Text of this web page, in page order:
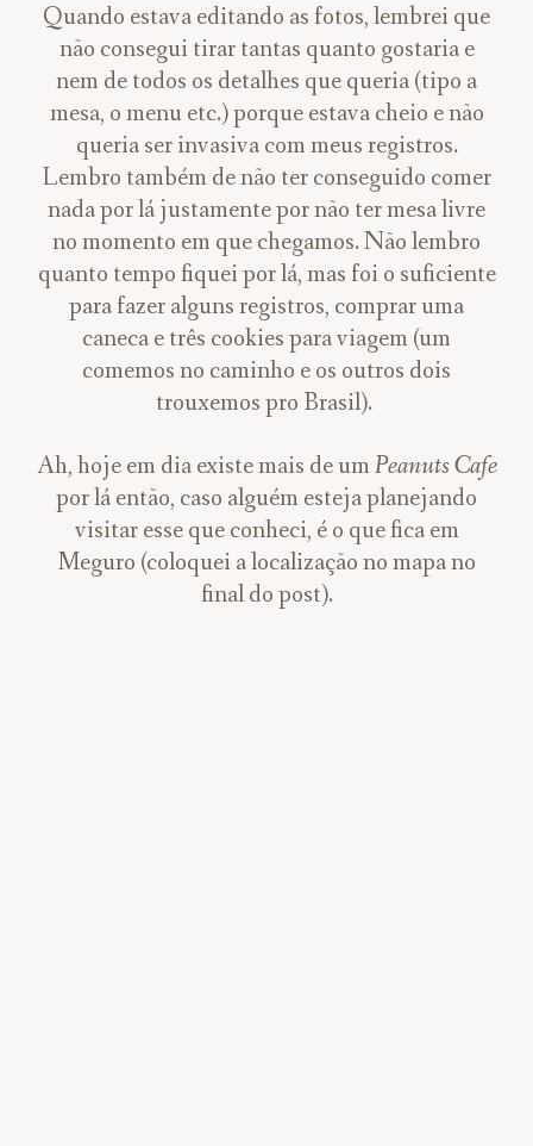
Quando estava editando as fotos, lembrei que
não consegui tirar tantas quanto gostaria e
nem de todos os detalhes que queria (tipo a
mesa, o menu etc.) porque estava cheio e não
queria ser invasiva com meus registros.
Lembro também de não ter conseguido comer
nada por lá justamente por não ter mesa livre
no momento em que chegamos. Não lembro
quanto tempo fiquei por lá, mas foi o suficiente
para fazer alguns registros, comprar uma
caneca e três cookies para viagem (um
comemos no caminho e os outros dois
trouxemos pro Brasil).
Ah, hoje em dia existe mais de umPeanuts Cafe
por lá então, caso alguém esteja planejando
visitar esse que conheci, é o que fica em
Meguro (coloquei a localização no mapa no
final do post).